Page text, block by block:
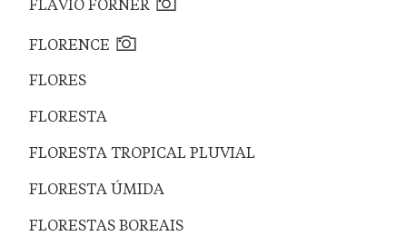
FLAVIO FORNER
FLORENCE
FLORES
FLORESTA
FLORESTA TROPICAL PLUVIAL
FLORESTA ÚMIDA
FLORESTAS BOREAIS